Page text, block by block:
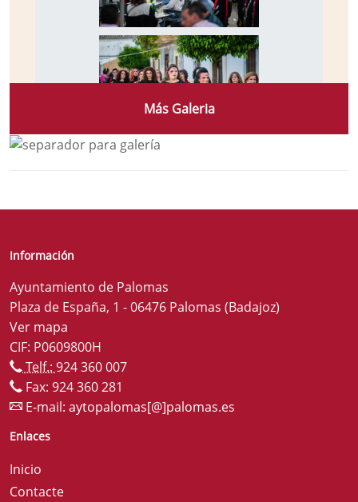
Más Galeria
Información
Ayuntamiento de Palomas
Plaza de España, 1 - 06476 Palomas (Badajoz)
Ver mapa
CIF: P0609800H
Telf.: 924 360 007
Fax: 924 360 281
E-mail: aytopalomas[@]palomas.es
Enlaces
Inicio
Contacte